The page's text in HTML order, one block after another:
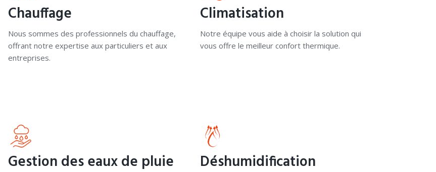
Chauffage
Nous sommes des professionnels du chauffage,
offrant notre expertise aux particuliers et aux
entreprises.
Climatisation
Notre équipe vous aide à choisir la solution qui
vous offre le meilleur confort thermique.
Gestion des eaux de pluie Déshumidification